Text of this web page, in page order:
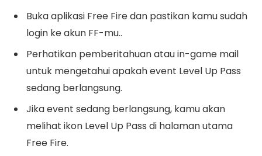
Buka aplikasi Free Fire dan pastikan kamu sudah
login ke akun FF-mu..
Perhatikan pemberitahuan atau in-game mail
untuk mengetahui apakah event Level Up Pass
sedang berlangsung.
Jika event sedang berlangsung, kamu akan
melihat ikon Level Up Pass di halaman utama
Free Fire.